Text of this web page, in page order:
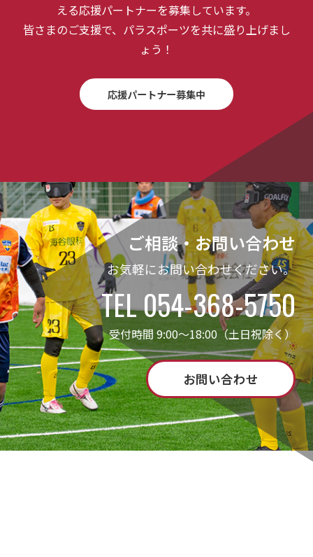
える応援パートナーを募集しています。
皆さまのご支援で、パラスポーツを共に盛り上げまし
ょう！
応援パートナー募集中
ご相談・お問い合わせ
お気軽にお問い合わせください。
TEL 054-368-5750
受付時間 9:00～18:00（土日祝除く）
お問い合わせ